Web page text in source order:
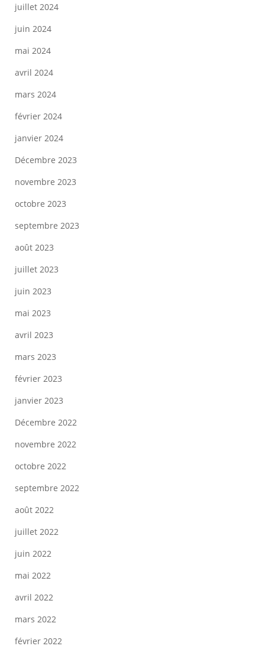
juillet 2024
juin 2024
mai 2024
avril 2024
mars 2024
février 2024
janvier 2024
Décembre 2023
novembre 2023
octobre 2023
septembre 2023
août 2023
juillet 2023
juin 2023
mai 2023
avril 2023
mars 2023
février 2023
janvier 2023
Décembre 2022
novembre 2022
octobre 2022
septembre 2022
août 2022
juillet 2022
juin 2022
mai 2022
avril 2022
mars 2022
février 2022